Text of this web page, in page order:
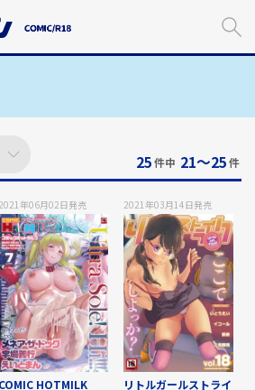
25件中 21〜25件
2021年06月02日発売
COMIC HOTMILK
2021年03月14日発売
リトルガールストライ